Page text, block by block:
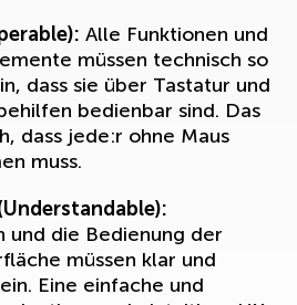
Alle Funktionen und
müssen technisch so
dass sie über Tastatur und
bedienbar sind. Das
dass jede:r ohne Maus
muss.
und die Bedienung der
müssen klar und
Eine einfache und